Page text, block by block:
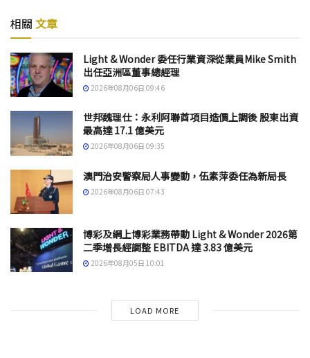
相關 文章
Light & Wonder 委任行業資深從業員Mike Smith
出任亞洲區董事總經理
2026年08月06日 09:46
世邦魏理仕：永利阿聯酋項目造價上調後 股東出資
最高達 17.1 億美元
2026年08月06日 09:35
澳門治安警察局人事變動，伍素萍委任為新局長
2026年08月06日 07:43
博彩及網上博彩業務帶動 Light & Wonder 2026第
二季增長經調整 EBITDA 達 3.83 億美元
2026年08月05日 10:01
LOAD MORE